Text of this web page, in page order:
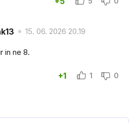
15. 06. 2026 20.19
in ne 8.
+1 1 0